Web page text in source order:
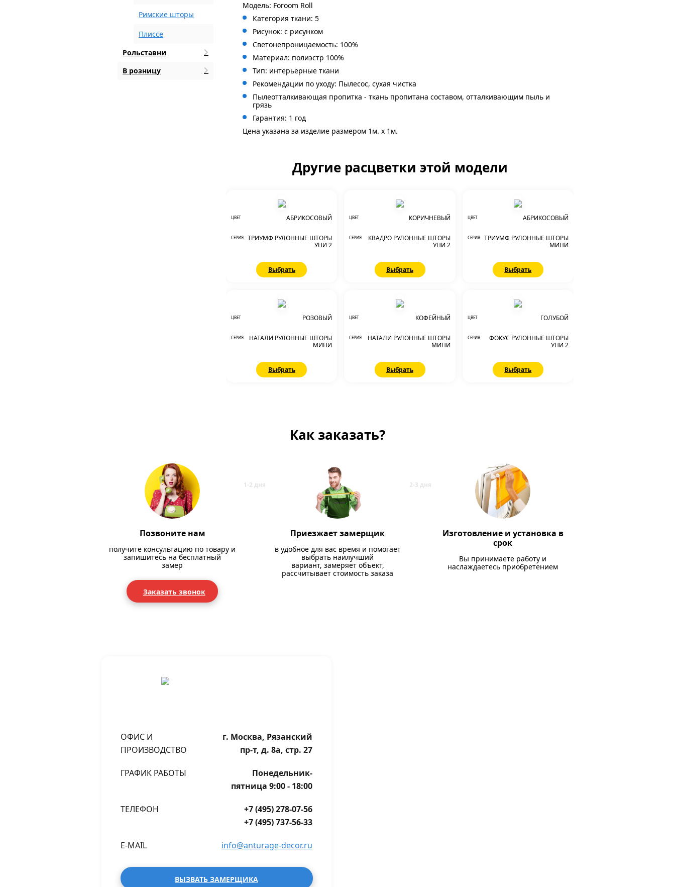
Римские шторы
Плиссе
Рольставни
В розницу
Модель: Foroom Roll
Категория ткани: 5
Рисунок: с рисунком
Светонепроницаемость: 100%
Материал: полиэстр 100%
Тип: интерьерные ткани
Рекомендации по уходу: Пылесос, сухая чистка
Пылеотталкивающая пропитка - ткань пропитана составом, отталкивающим пыль и
грязь
Гарантия: 1 год
Цена указана за изделие размером 1м. x 1м.
Другие расцветки этой модели
ЦВЕТ АБРИКОСОВЫЙ
СЕРИЯ
ТРИУМФ РУЛОННЫЕ ШТОРЫ
УНИ 2
Выбрать
ЦВЕТ КОРИЧНЕВЫЙ
СЕРИЯ
КВАДРО РУЛОННЫЕ ШТОРЫ
УНИ 2
Выбрать
ЦВЕТ АБРИКОСОВЫЙ
СЕРИЯ
ТРИУМФ РУЛОННЫЕ ШТОРЫ
МИНИ
Выбрать
ЦВЕТ РОЗОВЫЙ
СЕРИЯ
НАТАЛИ РУЛОННЫЕ ШТОРЫ
МИНИ
Выбрать
ЦВЕТ КОФЕЙНЫЙ
СЕРИЯ
НАТАЛИ РУЛОННЫЕ ШТОРЫ
МИНИ
Выбрать
ЦВЕТ ГОЛУБОЙ
СЕРИЯ
ФОКУС РУЛОННЫЕ ШТОРЫ
УНИ 2
Выбрать
Как заказать?
Позвоните нам
получите консультацию по товару и
запишитесь на бесплатный
замер
Заказать звонок
Приезжает замерщик
в удобное для вас время и помогает
выбрать наилучший
вариант, замеряет объект,
рассчитывает стоимость заказа
Изготовление и установка в
срок
Вы принимаете работу и
наслаждаетесь приобретением
ОФИС И
ПРОИЗВОДСТВО
г. Москва, Рязанский
пр-т, д. 8а, стр. 27
ГРАФИК РАБОТЫ
Понедельник-
пятница 9:00 - 18:00
ТЕЛЕФОН
+7 (495) 278-07-56
+7 (495) 737-56-33
E-MAIL info@anturage-decor.ru
ВЫЗВАТЬ ЗАМЕРЩИКА